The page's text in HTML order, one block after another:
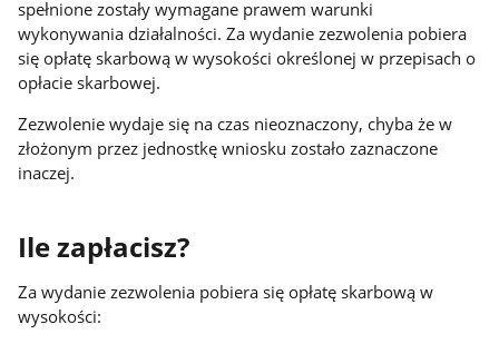
spełnione zostały wymagane prawem warunki
wykonywania działalności. Za wydanie zezwolenia pobiera
się opłatę skarbową w wysokości określonej w przepisach o
opłacie skarbowej.
Zezwolenie wydaje się na czas nieoznaczony, chyba że w
złożonym przez jednostkę wniosku zostało zaznaczone
inaczej.
Ile zapłacisz?
Za wydanie zezwolenia pobiera się opłatę skarbową w
wysokości: